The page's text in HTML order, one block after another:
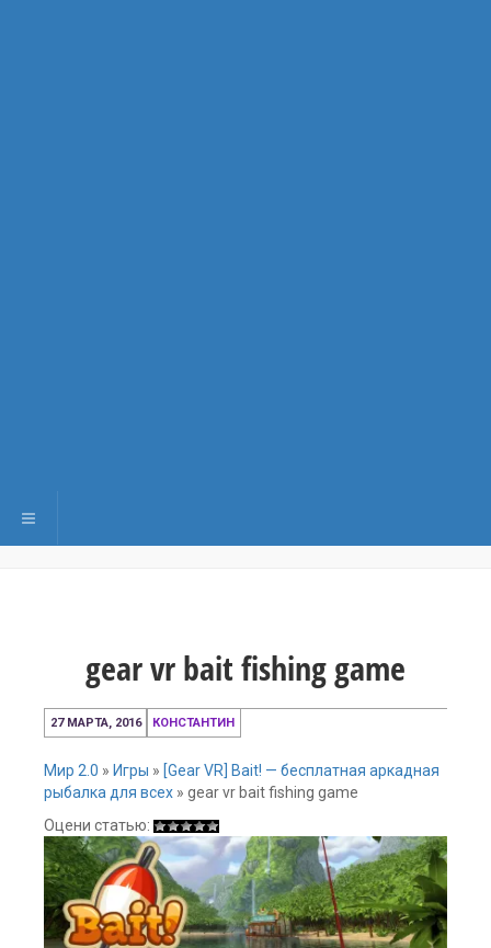
Переключить навигацию
gear vr bait fishing game
27 МАРТА, 2016
27
марта,
КОНСТАНТИН
Мир 2.0 » Игры » [Gear VR] Bait! — бесплатная аркадная
рыбалка для всех » gear vr bait fishing game
Оцени статью: